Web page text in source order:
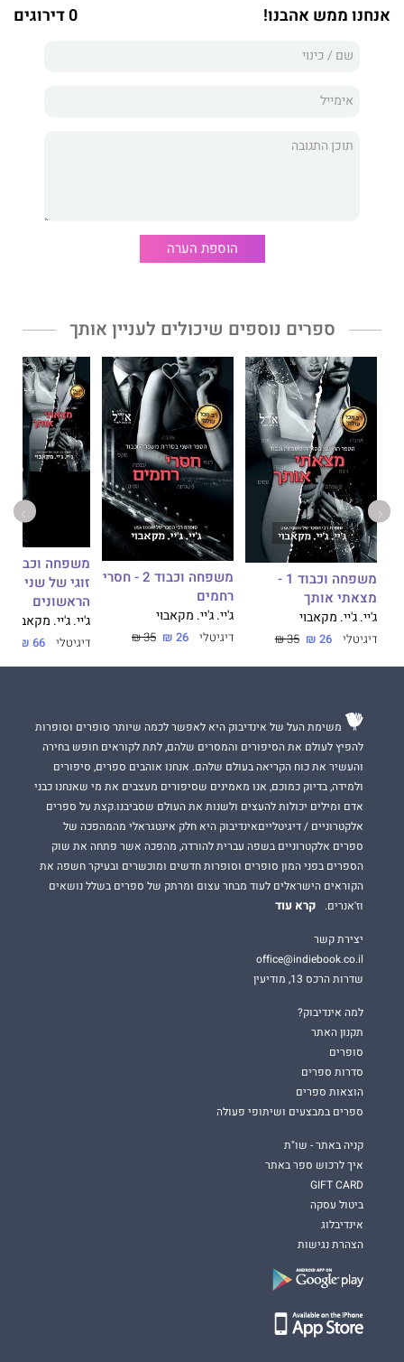
הסדרה זכתה לשבחים רבים וכיכבה במקומות הראשונים ברשימות
אנחנו ממש אהבנו! 0 דירוגים
הוספת הערה
ספרים נוספים שיכולים לעניין אותך
משפחה וכבוד 1 -
מצאתי אותך
ג'יי. ג'יי. מקאבוי
דיגיטלי 26 ₪
35 ₪
משפחה וכבוד 2 - חסרי
רחמים
ג'יי. ג'יי. מקאבוי
דיגיטלי 26 ₪
35 ₪
משפחה וכבוד
זוגי של שני
הראשונים
ג'יי. ג'יי. מקאבוי
דיגיטלי 66 ₪
משימת העל של אינדיבוק היא לאפשר לכמה שיותר סופרים וסופרות
להפיץ לעולם את הסיפורים והמסרים שלהם, לתת לקוראים חופש בחירה
והעשיר את כוח הקריאה בעולם שלהם. אנחנו אוהבים ספרים, סיפורים
ולמידה, בדיוק כמוכם, אנו מאמינים שסיפורים מעצבים את מי שאנחנו כבני
אדם ומילים יכולות להעצים ולשנות את העולם שסביבנו.קצת על ספרים
אלקטרוניים / דיגיטלייםאינדיבוק היא חלק אינטגראלי מהמהפכה של
ספרים אלקטרוניים בשפה עברית להורדה, מהפכה אשר פתחה את שוק
הספרים בפני המון סופרים וסופרות חדשים ומוכשרים ובעיקר חשפה את
הקוראים הישראלים לעוד מבחר עצום ומרתק של ספרים בשלל נושאים
וז'אנרים.
קרא עוד
יצירת קשר
office@indiebook.co.il
שדרות הרכס 13, מודיעין
למה אינדיבוק?
תקנון האתר
סופרים
סדרות ספרים
הוצאות ספרים
ספרים במבצעים ושיתופי פעולה
קניה באתר - שו"ת
איך לרכוש ספר באתר
GIFT CARD
ביטול עסקה
אינדיבלוג
הצהרת נגישות